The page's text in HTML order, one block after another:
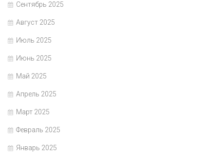
Сентябрь 2025
Август 2025
Июль 2025
Июнь 2025
Май 2025
Апрель 2025
Март 2025
Февраль 2025
Январь 2025